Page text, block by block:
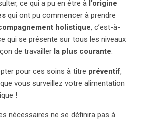
ce qui a pu en être à l’origine
qui ont pu commencer à prendre
holistique, c’est-à-
qui se présente sur tous les niveaux
de travailler la plus courante.
pour ces soins à titre préventif,
vous surveillez votre alimentation
!
nécessaires ne se définira pas à